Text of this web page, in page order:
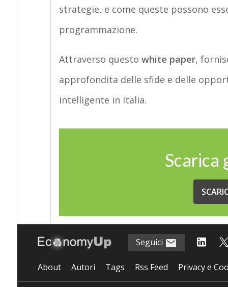
strategie, e come queste possono
programmazione.
Attraverso questo white paper,
approfondita delle sfide e delle
intelligente in Italia.
Scarica
Seguici
About Autori Tags Rss Feed Privacy e